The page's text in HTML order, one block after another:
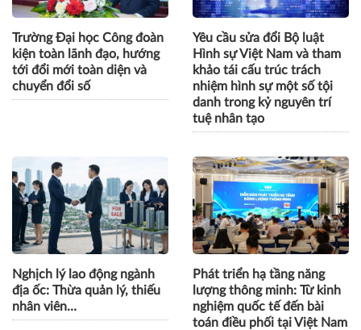
Trường Đại học Công đoàn
kiện toàn lãnh đạo, hướng
tới đổi mới toàn diện và
chuyển đổi số
Yêu cầu sửa đổi Bộ luật
Hình sự Việt Nam và tham
khảo tái cấu trúc trách
nhiệm hình sự một số tội
danh trong kỷ nguyên trí
tuệ nhân tạo
Nghịch lý lao động ngành
địa ốc: Thừa quản lý, thiếu
nhân viên…
Phát triển hạ tầng năng
lượng thông minh: Từ kinh
nghiệm quốc tế đến bài
toán điều phối tại Việt Nam